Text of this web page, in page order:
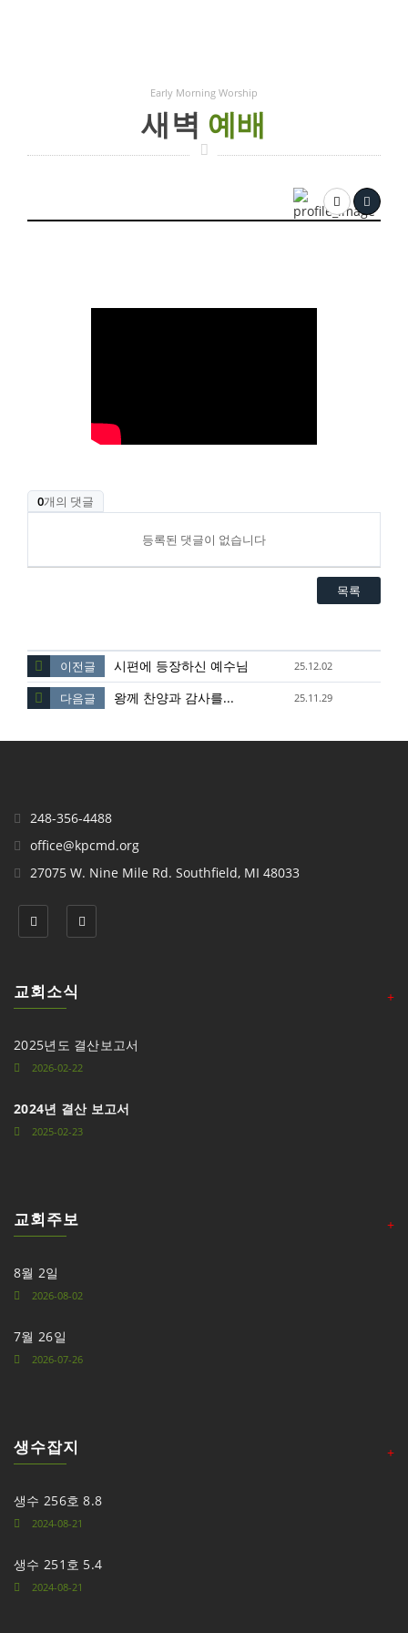
Early Morning Worship
새벽 예배
0개의 댓글
등록된 댓글이 없습니다
목록
이전글 시편에 등장하신 예수님 25.12.02
다음글 왕께 찬양과 감사를... 25.11.29
248-356-4488
office@kpcmd.org
27075 W. Nine Mile Rd. Southfield, MI 48033
교회소식 +
2025년도 결산보고서
2026-02-22
2024년 결산 보고서
2025-02-23
교회주보 +
8월 2일
2026-08-02
7월 26일
2026-07-26
생수잡지 +
생수 256호 8.8
2024-08-21
생수 251호 5.4
2024-08-21